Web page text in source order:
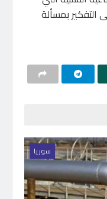
التفكير بمسألة
سوريا